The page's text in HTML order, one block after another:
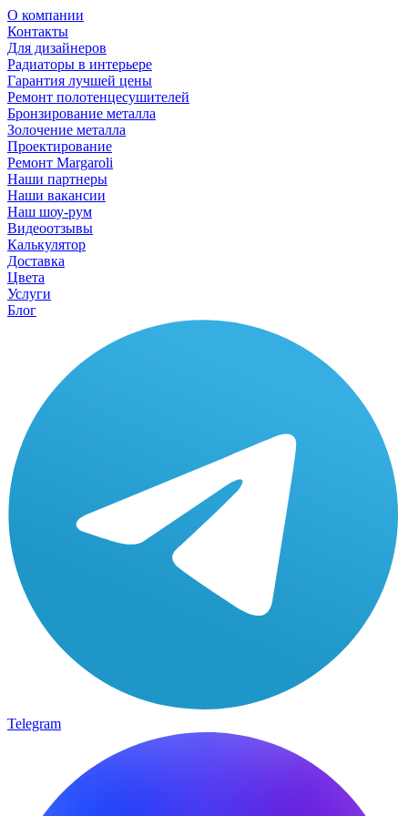
О компании
Контакты
Для дизайнеров
Радиаторы в интерьере
Гарантия лучшей цены
Ремонт полотенцесушителей
Бронзирование металла
Золочение металла
Проектирование
Ремонт Margaroli
Наши партнеры
Наши вакансии
Наш шоу-рум
Видеоотзывы
Калькулятор
Доставка
Цвета
Услуги
Блог
Telegram